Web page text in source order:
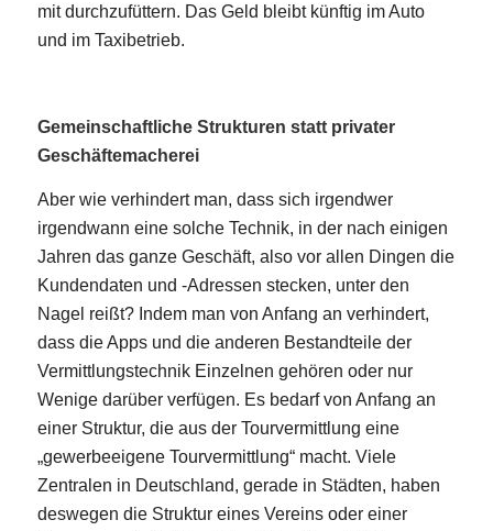
mit durchzufüttern. Das Geld bleibt künftig im Auto
und im Taxibetrieb.
Gemeinschaftliche Strukturen statt privater
Geschäftemacherei
Aber wie verhindert man, dass sich irgendwer
irgendwann eine solche Technik, in der nach einigen
Jahren das ganze Geschäft, also vor allen Dingen die
Kundendaten und -Adressen stecken, unter den
Nagel reißt? Indem man von Anfang an verhindert,
dass die Apps und die anderen Bestandteile der
Vermittlungstechnik Einzelnen gehören oder nur
Wenige darüber verfügen. Es bedarf von Anfang an
einer Struktur, die aus der Tourvermittlung eine
„gewerbeeigene Tourvermittlung“ macht. Viele
Zentralen in Deutschland, gerade in Städten, haben
deswegen die Struktur eines Vereins oder einer